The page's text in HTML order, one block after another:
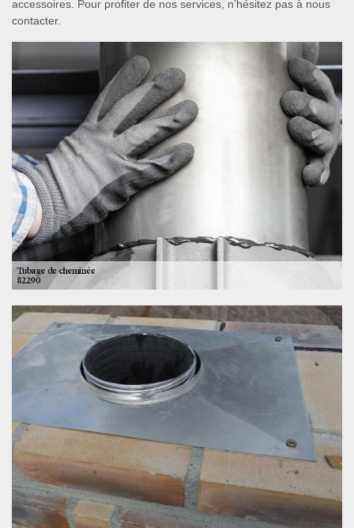
accessoires. Pour profiter de nos services, n’hésitez pas à nous
contacter.